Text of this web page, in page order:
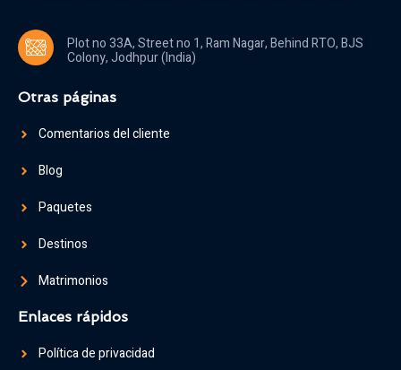
Plot no 33A, Street no 1, Ram Nagar, Behind RTO, BJS
Colony, Jodhpur (India)
Otras páginas
Comentarios del cliente
Blog
Paquetes
Destinos
Matrimonios
Enlaces rápidos
Política de privacidad